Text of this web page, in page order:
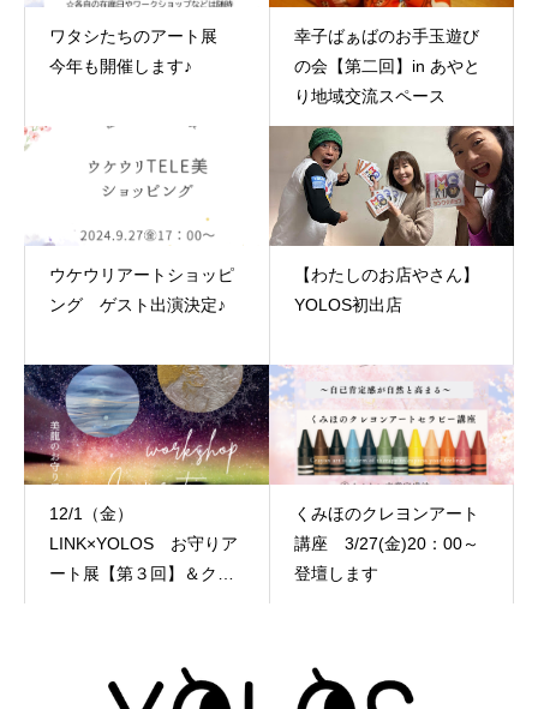
ワタシたちのアート展
今年も開催します♪
幸子ばぁばのお手玉遊び
の会【第二回】in あやと
り地域交流スペース
ウケウリアートショッピ
ング ゲスト出演決定♪
【わたしのお店やさん】
YOLOS初出店
12/1（金）
LINK×YOLOS お守りア
ート展【第３回】＆クリ
くみほのクレヨンアート
講座 3/27(金)20：00～
登壇します